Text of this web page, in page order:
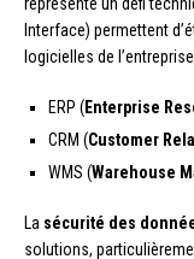
représente un défi
Interface) permettent
logicielles de
ERP (Enterprise
CRM (Customer
WMS (Warehouse
La sécurité des
solutions,